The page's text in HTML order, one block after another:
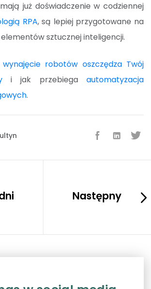
już doświadczenie w codziennej
RPA, są lepiej przygotowane na
sztucznej inteligencji.
robotów oszczędza Twój
i jak przebiegaautomatyzacja
.
Następny